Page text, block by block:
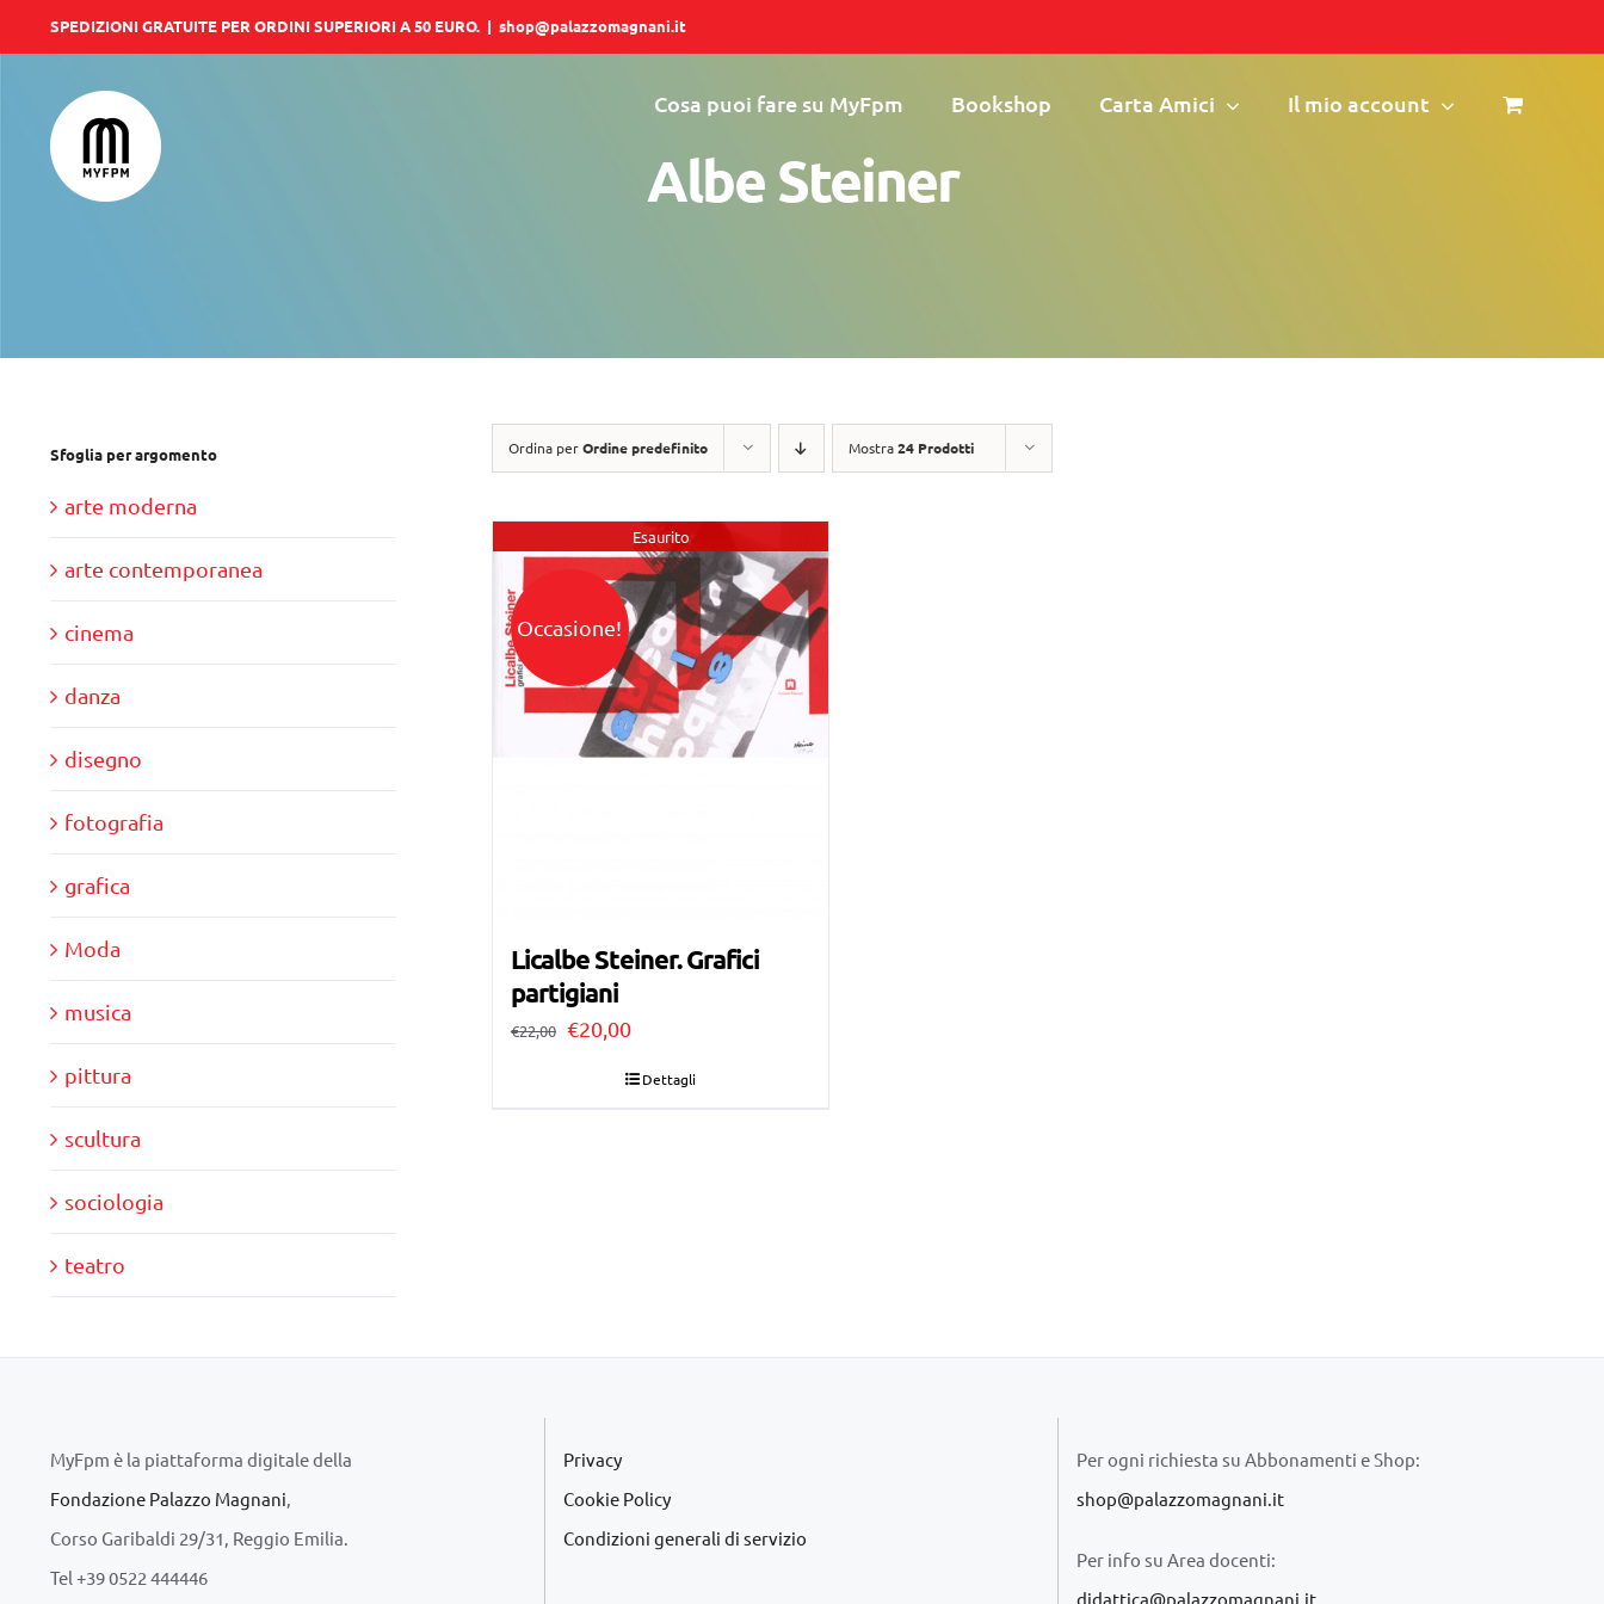
al
contenuto
SPEDIZIONI GRATUITE PER ORDINI SUPERIORI A 50 EURO. | shop@palazzomagnani.it
Cosa puoi fare su MyFpm Bookshop Carta Amici Il mio account
Albe Steiner
Ordina perOrdine predefinito Mostra24 Prodotti
Esaurito
Occasione!
Licalbe Steiner. Grafici
partigiani
€22,00 Il
€20,00Il
Dettagli
Sfoglia per argomento
arte moderna
arte contemporanea
cinema
danza
disegno
fotografia
grafica
Moda
musica
pittura
scultura
sociologia
teatro
MyFpm è la piattaforma digitale della
Fondazione Palazzo Magnani
Corso Garibaldi 29/31, Reggio Emilia.
Tel +39 0522 444446
Privacy
Cookie Policy
Condizioni generali di servizio
Per ogni richiesta su Abbonamenti e Shop:
shop@palazzomagnani.it
Per info su Area docenti:
didattica@palazzomagnani.it